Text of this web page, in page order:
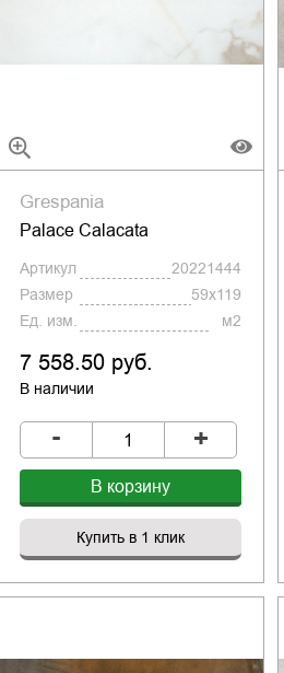
Grespania
Palace Calacata
Артикул
20221444
Размер
59x119
Ед. изм.
м2
7 558.50 руб.
В наличии
- +
В корзину
Купить в 1 клик